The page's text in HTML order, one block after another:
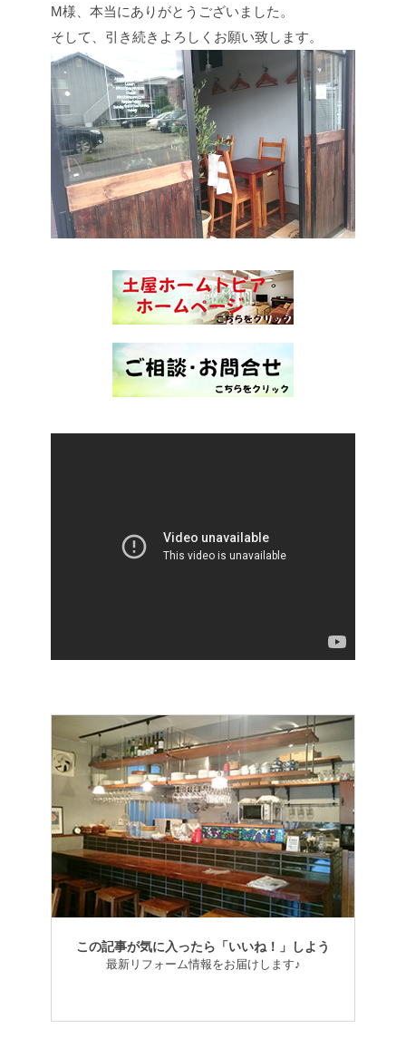
M様、本当にありがとうございました。
そして、引き続きよろしくお願い致します。
この記事が気に入ったら「いいね！」しよう
最新リフォーム情報をお届けします♪